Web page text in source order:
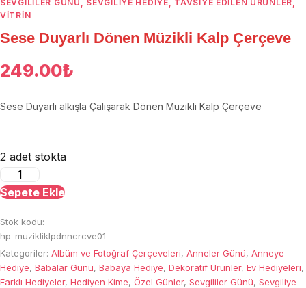
Öğrenci Motivasyon Hediyeleri
Yaka Rozeti
Farklı Hediyeler
SEVGILILER GÜNÜ , SEVGILIYE HEDIYE, TAVSİYE EDİLEN ÜRÜNLER,
VITRIN
Sese Duyarlı Dönen Müzikli Kalp Çerçeve
249.00₺
Sese Duyarlı alkışla Çalışarak Dönen Müzikli Kalp Çerçeve
2 adet stokta
Sese
Duyarlı
Müzikli
Kalp
Çerçeve
adet
Sepete Ekle
Stok kodu:
hp-muzikliklpdnncrcve01
Kategoriler: Albüm ve Fotoğraf Çerçeveleri, Anneler Günü, Anneye
Hediye, Babalar Günü, Babaya Hediye, Dekoratif Ürünler, Ev Hediyeleri,
Farklı Hediyeler, Hediyen Kime, Özel Günler, Sevgililer Günü, Sevgiliye